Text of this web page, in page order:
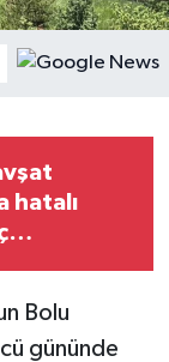
hatalı
Bolu
gününde